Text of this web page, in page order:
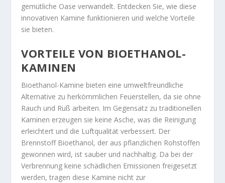
gemütliche Oase verwandelt. Entdecken Sie, wie diese
innovativen Kamine funktionieren und welche Vorteile
sie bieten.
VORTEILE VON BIOETHANOL-
KAMINEN
Bioethanol-Kamine bieten eine umweltfreundliche
Alternative zu herkömmlichen Feuerstellen, da sie ohne
Rauch und Ruß arbeiten. Im Gegensatz zu traditionellen
Kaminen erzeugen sie keine Asche, was die Reinigung
erleichtert und die Luftqualität verbessert. Der
Brennstoff Bioethanol, der aus pflanzlichen Rohstoffen
gewonnen wird, ist sauber und nachhaltig. Da bei der
Verbrennung keine schädlichen Emissionen freigesetzt
werden, tragen diese Kamine nicht zur